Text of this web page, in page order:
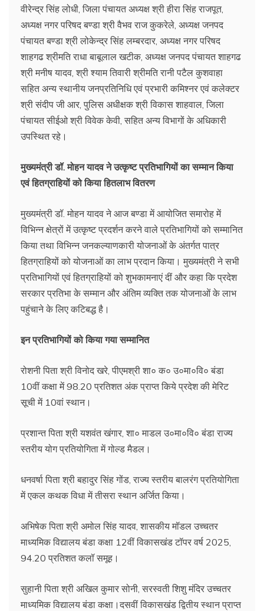
वीरेन्द्र सिंह लोधी, जिला पंचायत अध्यक्ष श्री हीरा सिंह राजपूत,
अध्यक्ष नगर परिषद बण्डा श्री वैभव राज कुकरेले, अध्यक्ष जनपद
पंचायत बण्डा श्री लोकेन्द्र सिंह लम्बरदार, अध्यक्ष नगर परिषद
शाहगढ श्रीमति राधा बाबूलाल खटीक, अध्यक्ष जनपद पंचायत शाहगढ
श्री मनीष यादव, श्री श्याम तिवारी श्रीमति रानी पटैल कुशवाहा
सहित अन्य स्थानीय जनप्रतिनिधि एवं प्रभारी कमिश्नर एवं कलेक्टर
श्री संदीप जी आर, पुलिस अधीक्षक श्री विकास शाहवाल, जिला
पंचायत सीईओ श्री विवेक केवी, सहित अन्य विभागों के अधिकारी
उपस्थित रहे।
मुख्यमंत्री डॉ. मोहन यादव ने उत्कृष्ट प्रतिभागियों का सम्मान किया
एवं हितग्राहियों को किया हितलाभ वितरण
मुख्यमंत्री डॉ. मोहन यादव ने आज बण्डा में आयोजित समारोह में
विभिन्न क्षेत्रों में उत्कृष्ट प्रदर्शन करने वाले प्रतिभागियों को सम्मानित
किया तथा विभिन्न जनकल्याणकारी योजनाओं के अंतर्गत पात्र
हितग्राहियों को योजनाओं का लाभ प्रदान किया। मुख्यमंत्री ने सभी
प्रतिभागियों एवं हितग्राहियों को शुभकामनाएं दीं और कहा कि प्रदेश
सरकार प्रतिभा के सम्मान और अंतिम व्यक्ति तक योजनाओं के लाभ
पहुंचाने के लिए कटिबद्ध है।
इन प्रतिभागियों को किया गया सम्मानित
रोशनी पिता श्री विनोद खरे, पीएमश्री शा० क० उ०मा०वि० बंडा
10वीं कक्षा में 98.20 प्रतिशत अंक प्राप्त किये प्रदेश की मेरिट
सूची में 10वां स्थान।
प्रशान्त पिता श्री यशवंत खंगार, शा० माडल उ०मा०वि० बंडा राज्य
स्तरीय योग प्रतियोगिता में गोल्ड मैडल।
धनवर्षा पिता श्री बहादुर सिंह गोंड, राज्य स्तरीय बालरंग प्रतियोगिता
में एकल कथक विधा में तीसरा स्थान अर्जित किया।
अभिषेक पिता श्री अमोल सिंह यादव, शासकीय मॉडल उच्चतर
माध्यमिक विद्यालय बंडा कक्षा 12वीं विकासखंड टॉपर वर्ष 2025,
94.20 प्रतिशत कलॉ समूह।
सुहानी पिता श्री अखिल कुमार सोनी, सरस्वती शिशु मंदिर उच्चतर
माध्यमिक विद्यालय बंडा कक्षा।दसवीं विकासखंड द्वितीय स्थान प्राप्त